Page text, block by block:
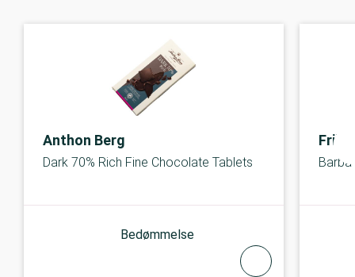
Anthon Berg
Dark 70% Rich Fine Chocolate Tablets
Bedømmelse
Barba